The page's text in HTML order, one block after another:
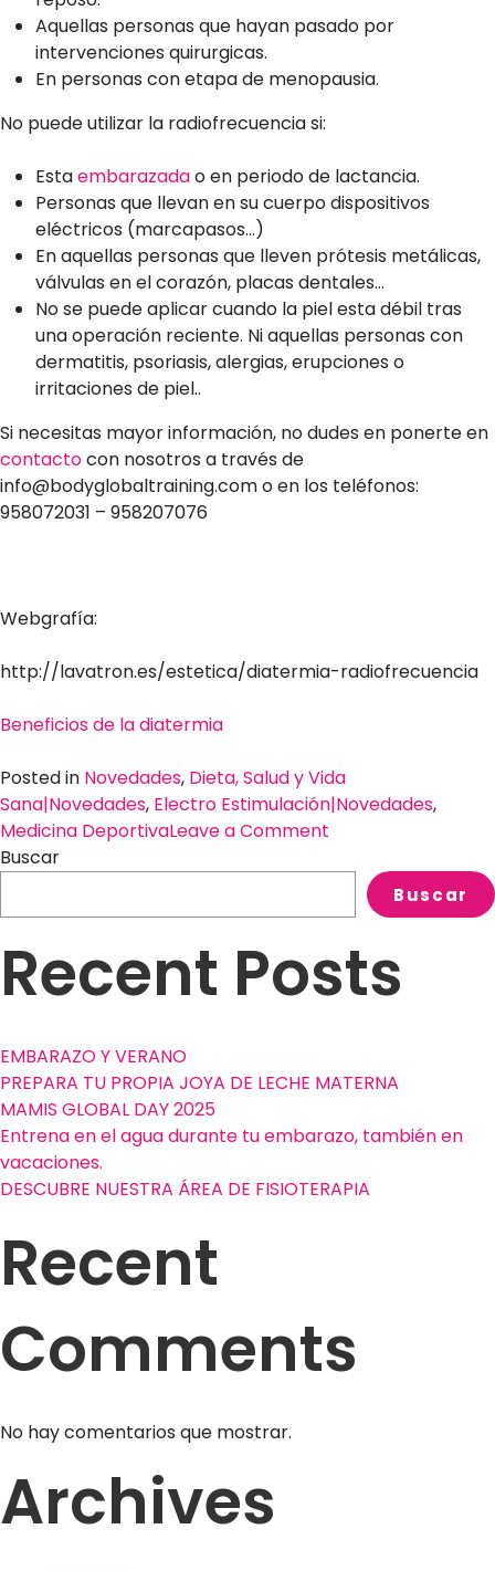
Aquellas personas que hayan pasado por
intervenciones quirurgicas.
En personas con etapa de menopausia.
No puede utilizar la radiofrecuencia si:
Estaembarazadao en periodo de lactancia.
Personas que llevan en su cuerpo dispositivos
eléctricos (marcapasos…)
En aquellas personas que lleven prótesis metálicas,
válvulas en el corazón, placas dentales…
No se puede aplicar cuando la piel esta débil tras
una operación reciente. Ni aquellas personas con
dermatitis, psoriasis, alergias, erupciones o
irritaciones de piel..
Si necesitas mayor información, no dudes en ponerte en
contactocon nosotros a través de
info@bodyglobaltraining.com o en los teléfonos:
958072031 – 958207076
Webgrafía:
http://lavatron.es/estetica/diatermia-radiofrecuencia
Beneficios de la diatermia
Posted in Novedades, Dieta, Salud y Vida
Sana|Novedades, Electro Estimulación|Novedades,
Medicina DeportivaLeave a Comment
radiofrecuencia
¿Qué
efectos
resultados
dá?
Buscar
Buscar
Recent Posts
EMBARAZO Y VERANO
PREPARA TU PROPIA JOYA DE LECHE MATERNA
MAMIS GLOBAL DAY 2025
Entrena en el agua durante tu embarazo, también en
vacaciones.
DESCUBRE NUESTRA ÁREA DE FISIOTERAPIA
Recent
Comments
No hay comentarios que mostrar.
Archives